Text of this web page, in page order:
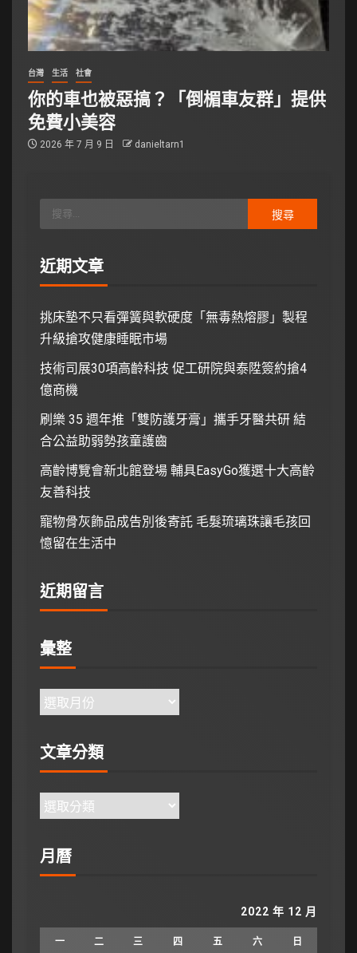
台灣 生活 社會
你的車也被惡搞？「倒楣車友群」提供
免費小美容
2026 年 7 月 9 日 danieltarn1
近期文章
挑床墊不只看彈簧與軟硬度「無毒熱熔膠」製程
升級搶攻健康睡眠市場
技術司展30項高齡科技 促工研院與泰陞簽約搶4
億商機
刷樂 35 週年推「雙防護牙膏」攜手牙醫共研 結
合公益助弱勢孩童護齒
高齡博覽會新北館登場 輔具EasyGo獲選十大高齡
友善科技
寵物骨灰飾品成告別後寄託 毛髮琉璃珠讓毛孩回
憶留在生活中
近期留言
彙整
文章分類
月曆
2022 年 12 月
一 二 三 四 五 六 日